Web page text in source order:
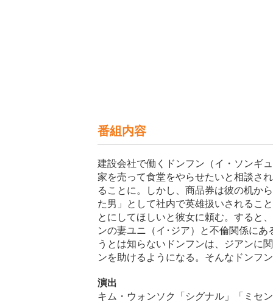
番組内容
建設会社で働くドンフン（イ・ソンギ
家を売って食堂をやらせたいと相談さ
ることに。しかし、商品券は彼の机か
た男」として社内で英雄扱いされるこ
とにしてほしいと彼女に頼む。すると
ンの妻ユニ（イ･ジア）と不倫関係に
うとは知らないドンフンは、ジアンに
ンを助けるようになる。そんなドンフ
演出
キム・ウォンソク「シグナル」「ミセ